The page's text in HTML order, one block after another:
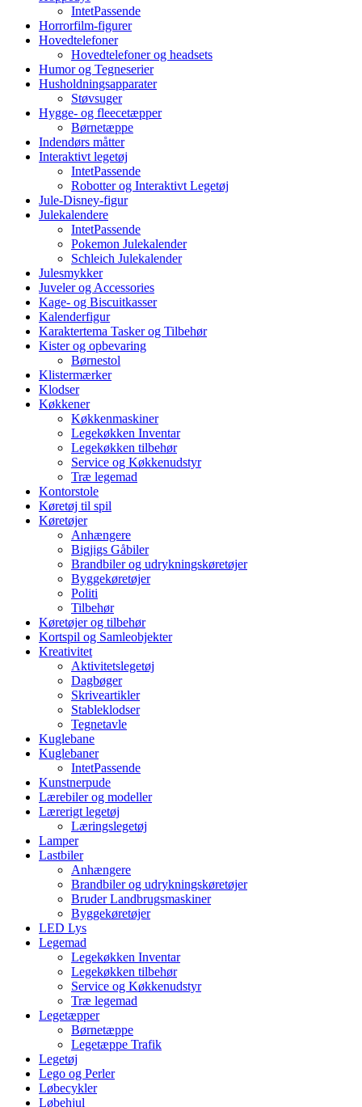
IntetPassende
Horrorfilm-figurer
Hovedtelefoner
Hovedtelefoner og headsets
Humor og Tegneserier
Husholdningsapparater
Støvsuger
Hygge- og fleecetæpper
Børnetæppe
Indendørs måtter
Interaktivt legetøj
IntetPassende
Robotter og Interaktivt Legetøj
Jule-Disney-figur
Julekalendere
IntetPassende
Pokemon Julekalender
Schleich Julekalender
Julesmykker
Juveler og Accessories
Kage- og Biscuitkasser
Kalenderfigur
Karaktertema Tasker og Tilbehør
Kister og opbevaring
Børnestol
Klistermærker
Klodser
Køkkener
Køkkenmaskiner
Legekøkken Inventar
Legekøkken tilbehør
Service og Køkkenudstyr
Træ legemad
Kontorstole
Køretøj til spil
Køretøjer
Anhængere
Bigjigs Gåbiler
Brandbiler og udrykningskøretøjer
Byggekøretøjer
Politi
Tilbehør
Køretøjer og tilbehør
Kortspil og Samleobjekter
Kreativitet
Aktivitetslegetøj
Dagbøger
Skriveartikler
Stableklodser
Tegnetavle
Kuglebane
Kuglebaner
IntetPassende
Kunstnerpude
Lærebiler og modeller
Lærerigt legetøj
Læringslegetøj
Lamper
Lastbiler
Anhængere
Brandbiler og udrykningskøretøjer
Bruder Landbrugsmaskiner
Byggekøretøjer
LED Lys
Legemad
Legekøkken Inventar
Legekøkken tilbehør
Service og Køkkenudstyr
Træ legemad
Legetæpper
Børnetæppe
Legetæppe Trafik
Legetøj
Lego og Perler
Løbecykler
Løbehjul